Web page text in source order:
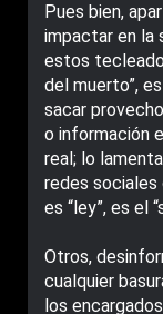
Pues bien,
impactar en la
estos
del muerto”,
sacar
o información
real; lo
redes sociales
es “ley”, es el
Otros,
cualquier
los